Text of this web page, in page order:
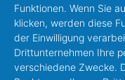
Funktionen. Wenn Sie
klicken, werden diese
der Einwilligung
Drittunternehmen Ihre
verschiedene Zwecke.